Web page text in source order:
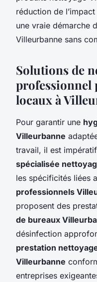
réduction de
une vraie démarche
Villeurbanne sans
Solutions de
professionnel
locaux à
Pour garantir une
Villeurbanne
travail, il est
spécialisée
les spécificités liées
professionnels
proposent des
de bureaux
désinfection
prestation
Villeurbanne
entreprises